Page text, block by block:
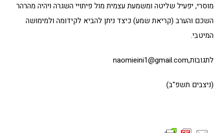
מוסרי, יפעיל שליטה ומשמעת עצמית מול פיתויי השגרה ויהיה מהרהר
השכם והערב (קריאת שמע) כיצד ניתן להביא לקידומה ולמימושה
המיטבי.
לתגובות,naomieini1@gmail.com
(ניצבים תשפ"ב)